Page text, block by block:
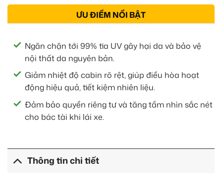
ƯU ĐIỂM NỔI BẬT
Ngăn chặn tới 99% tia UV gây hại da và bảo vệ
nội thất da nguyên bản.
Giảm nhiệt độ cabin rõ rệt, giúp điều hòa hoạt
động hiệu quả, tiết kiệm nhiên liệu.
Đảm bảo quyền riêng tư và tăng tầm nhìn sắc nét
cho bác tài khi lái xe.
Thông tin chi tiết